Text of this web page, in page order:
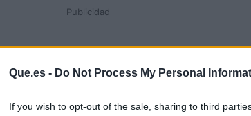
Que.es - Do Not Process My Personal
If you wish to opt-out of the sale, sharing to third
Publicidad